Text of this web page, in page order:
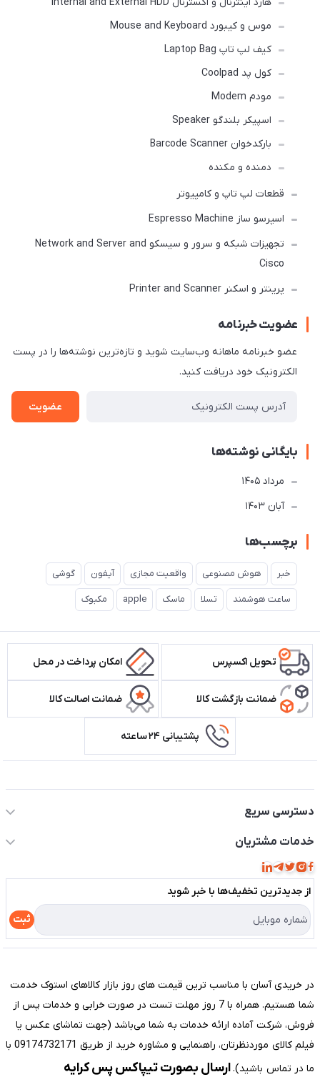
موس و کیبورد Mouse and Keyboard
کیف لپ تاپ Laptop Bag
کول پد Coolpad
مودم Modem
اسپیکر بلندگو Speaker
بارکدخوان Barcode Scanner
دمنده و مکنده
قطعات لپ تاپ و کامپیوتر
اسپرسو ساز Espresso Machine
تجهیزات شبکه و سرور و سیسکو Network and Server and
Cisco
پرینتر و اسکنر Printer and Scanner
عضویت خبرنامه
عضو خبرنامه ماهانه وب‌سایت شوید و تازه‌ترین نوشته‌ها را در پست
الکترونیک خود دریافت کنید.
عضویت
بایگانی نوشته‌ها
مرداد 1405
آبان 1403
برچسب‌ها
خبر هوش مصنوعی واقعیت مجازی آیفون گوشی
ساعت هوشمند تسلا ماسک apple مکبوک
تحویل اکسپرس امکان پرداخت در محل
ضمانت بازگشت کالا ضمانت اصالت کالا
پشتیبانی ۲۴ ساعته
دسترسی سریع
حساب کاربری
مجله فروشگاه
لیست محصولات
درباره ما
تماس با ما
خدمات مشتریان
قوانین و مقررات
حریم خصوصی
راهنما
از جدید‌ترین تخفیف‌ها با‌ خبر شوید
ثبت
در خریدی آسان با مناسب ترین قیمت های روز بازار کالاهای استوک خدمت
شما هستیم. همراه با 7 روز مهلت تست در صورت خرابی و خدمات پس از
فروش، شرکت آماده ارائه خدمات به شما می‌باشد (جهت تماشای عکس یا
فیلم کالای موردنظرتان، راهنمایی و مشاوره خرید از طریق 09174732171 با
ما در تماس باشید).ارسال بصورت تیپاکس پس کرایه